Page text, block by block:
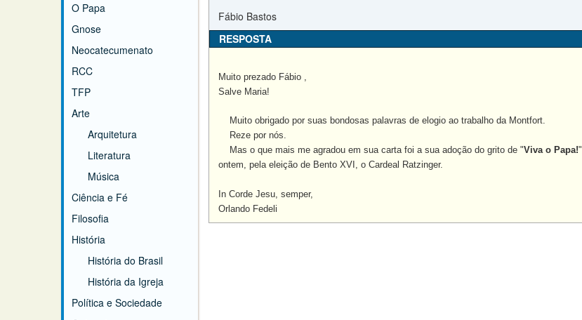
O Papa
Gnose
Neocatecumenato
RCC
TFP
Arte
Arquitetura
Literatura
Música
Ciência e Fé
Filosofia
História
História do Brasil
História da Igreja
Política e Sociedade
Fábio Bastos
RESPOSTA
Muito prezado Fábio ,
Salve Maria!
Muito obrigado por suas bondosas palavras de elogio ao trabalho da Montfort.
Reze por nós.
Mas o que mais me agradou em sua carta foi a sua adoção do grito de "Viva o Papa!
ontem, pela eleição de Bento XVI, o Cardeal Ratzinger.
In Corde Jesu, semper,
Orlando Fedeli